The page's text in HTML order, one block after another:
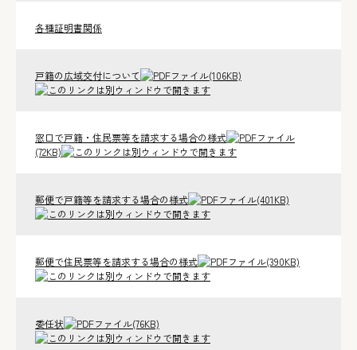
各種証明書関係
戸籍の広域交付について (106KB)
窓口で戸籍・住民票等を請求する場合の様式
(72KB)
郵便で戸籍等を請求する場合の様式 (401KB)
郵便で住民票等を請求する場合の様式 (390KB)
委任状 (76KB)